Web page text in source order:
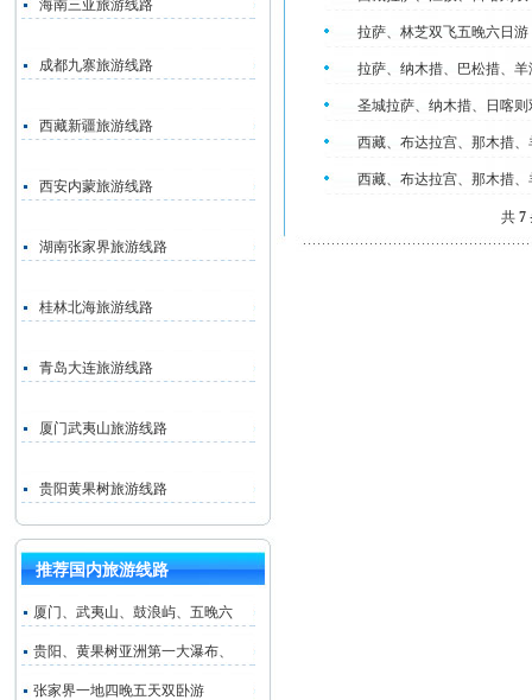
海南三亚旅游线路
成都九寨旅游线路
西藏新疆旅游线路
西安内蒙旅游线路
湖南张家界旅游线路
桂林北海旅游线路
青岛大连旅游线路
厦门武夷山旅游线路
贵阳黄果树旅游线路
推荐国内旅游线路
厦门、武夷山、鼓浪屿、五晚六
贵阳、黄果树亚洲第一大瀑布、
张家界一地四晚五天双卧游
拉萨、林芝双飞五晚六日游
拉萨、纳木措、巴松措、
圣城拉萨、纳木措、日喀
西藏、布达拉宫、那木措
西藏、布达拉宫、那木措
共 7